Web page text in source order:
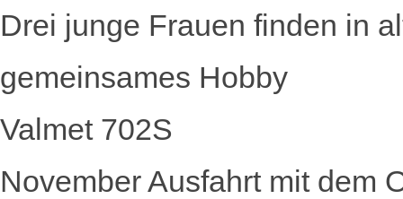
Drei junge Frauen finden in
gemeinsames Hobby
Valmet 702S
November Ausfahrt mit dem